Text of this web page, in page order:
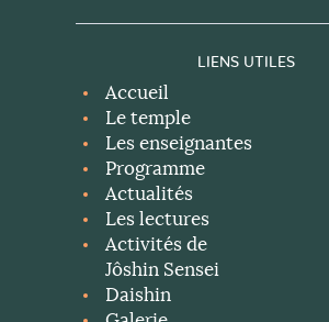
LIENS UTILES
Accueil
Le temple
Les enseignantes
Programme
Actualités
Les lectures
Activités de
Jôshin Sensei
Daishin